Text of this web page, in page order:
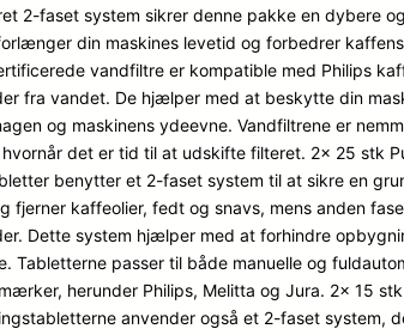
2-faset system sikrer denne pakke en dybere
din maskines levetid og forbedrer
vandfiltre er kompatible med Philips
fra vandet. De hjælper med at beskytte din
og maskinens ydeevne. Vandfiltrene er
det er tid til at udskifte filteret. 2x 25 stk
benytter et 2-faset system til at sikre en
fjerner kaffeolier, fedt og snavs, mens anden
Dette system hjælper med at forhindre
Tabletterne passer til både manuelle og
herunder Philips, Melitta og Jura. 2x 15
anvender også et 2-faset system,